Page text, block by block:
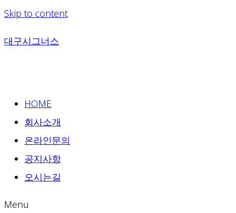
Skip to content
대구시그너스
HOME
회사소개
온라인문의
공지사항
오시는길
Menu